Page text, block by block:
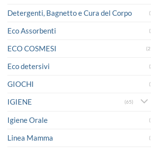
Detergenti, Bagnetto e Cura del Corpo
Eco Assorbenti
ECO COSMESI
Eco detersivi
GIOCHI
IGIENE (65)
Igiene Orale
Linea Mamma